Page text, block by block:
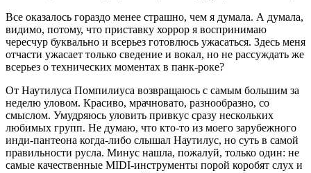
Все оказалось гораздо менее страшно, чем я думала. А думала,
видимо, потому, что приставку хоррор я воспринимаю
чересчур буквально и всерьез готовлюсь ужасаться. Здесь меня
отчасти ужасает только сведение и вокал, но не рассуждать же
всерьез о технических моментах в панк-роке?
От Наутилуса Помпилиуса возвращаюсь с самым большим за
неделю уловом. Красиво, мрачновато, разнообразно, со
смыслом. Умудряюсь уловить привкус сразу нескольких
любимых групп. Не думаю, что кто-то из моего зарубежного
инди-пантеона когда-либо слышал Наутилус, но суть в самой
правильности русла. Минус нашла, пожалуй, только один: не
самые качественные MIDI-инструменты порой коробят слух и